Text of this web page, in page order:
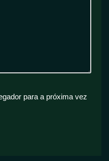
para a próxima vez